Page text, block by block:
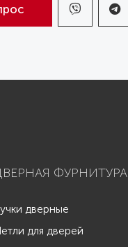
ФУРНИТУРА
дверные
для дверей